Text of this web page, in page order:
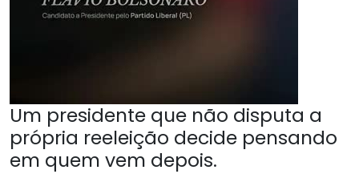
Um presidente que não disputa a
própria reeleição decide pensando
em quem vem depois.